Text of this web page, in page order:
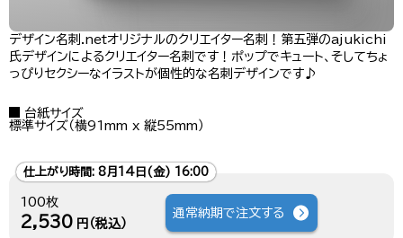
デザイン名刺.netオリジナルのクリエイター名刺！第五弾のajukichi
氏デザインによるクリエイター名刺です！ポップでキュート、そしてちょ
っぴりセクシーなイラストが個性的な名刺デザインです♪
台紙サイズ
標準サイズ（横91mm x 縦55mm）
仕上がり時間: 8月14日(金) 16:00
100枚
2,530 円（税込）
通常納期で注文する